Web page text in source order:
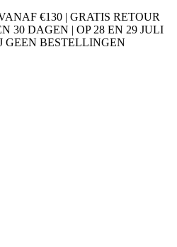
€130 | GRATIS RETOUR
30 DAGEN | OP 28 EN 29 JULI
GEEN BESTELLINGEN